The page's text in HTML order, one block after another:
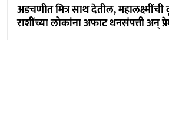
अडचणीत मित्र साथ देतील, महालक्ष्मींची
राशींच्या लोकांना अफाट धनसंपत्ती अन्